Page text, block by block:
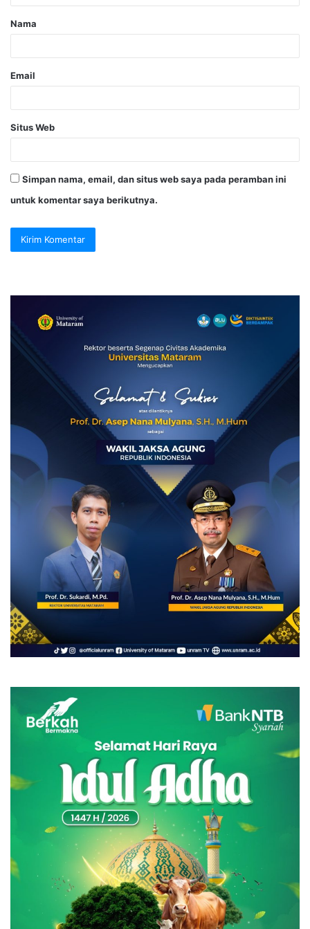
Nama
Email
Situs Web
Simpan nama, email, dan situs web saya pada peramban ini
untuk komentar saya berikutnya.